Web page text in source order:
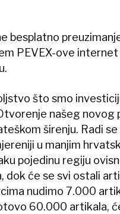
besplatno
PEVEX-ove
što smo
našeg
širenju. Radi se
u manjim
pojedinu regiju
dok će se svi ostali
nudimo 7.000
60.000 artikala,